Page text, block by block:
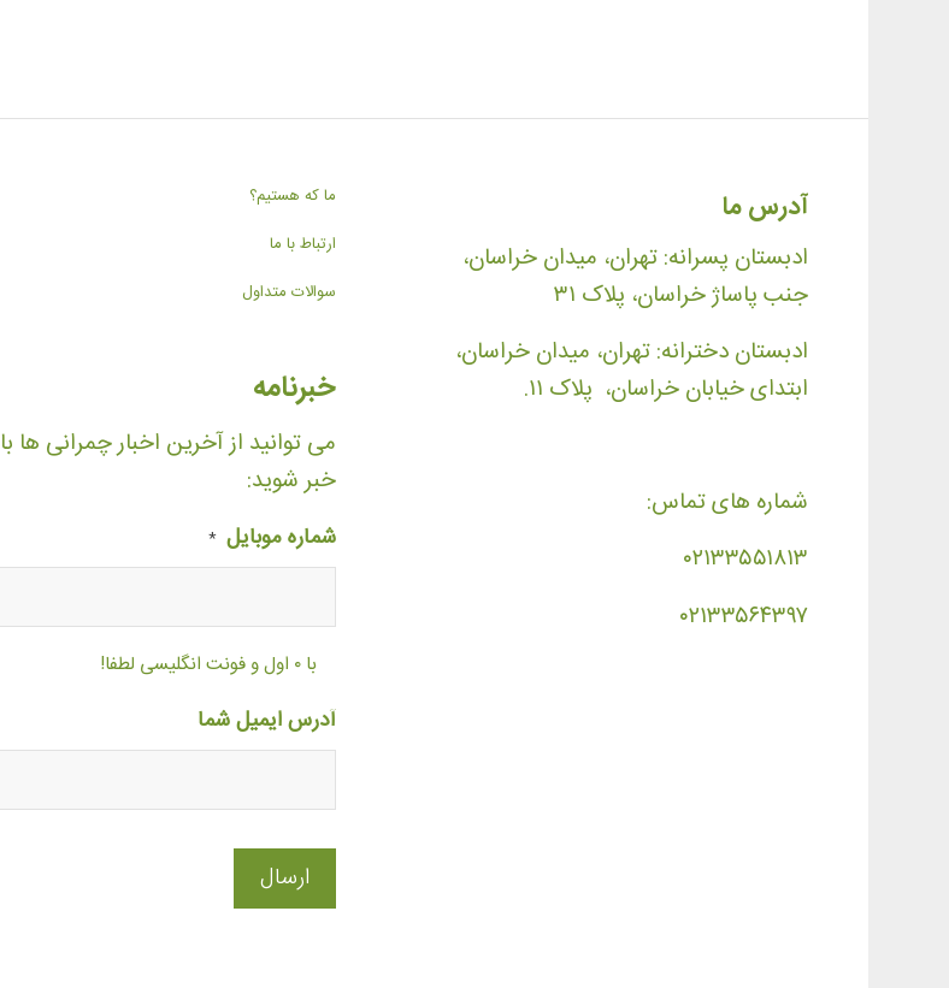
آدرس ما
ادبستان پسرانه: تهران، میدان خراسان،
جنب پاساژ خراسان، پلاک ۳۱
ادبستان دخترانه: تهران، میدان خراسان،
ابتدای خیابان خراسان، پلاک ۱۱.
شماره های تماس:
۰۲۱۳۳۵۵۱۸۱۳
۰۲۱۳۳۵۶۴۳۹۷
ما که هستیم؟
ارتباط با ما
سوالات متداول
خبرنامه
می توانید از آخرین اخبار چمرانی ها با
خبر شوید:
شماره موبایل *
با ۰ اول و فونت انگلیسی لطفا!
آدرس ایمیل شما